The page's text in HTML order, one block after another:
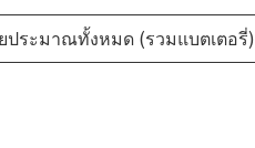
ประมาณทั้งหมด (รวมแบตเตอรี่)